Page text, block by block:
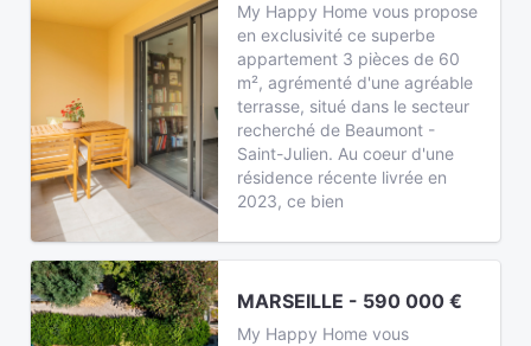
My Happy Home vous propose
en exclusivité ce superbe
appartement 3 pièces de 60
m², agrémenté d'une agréable
terrasse, situé dans le secteur
recherché de Beaumont -
Saint-Julien. Au coeur d'une
résidence récente livrée en
2023, ce bien
MARSEILLE - 590 000 €
My Happy Home vous